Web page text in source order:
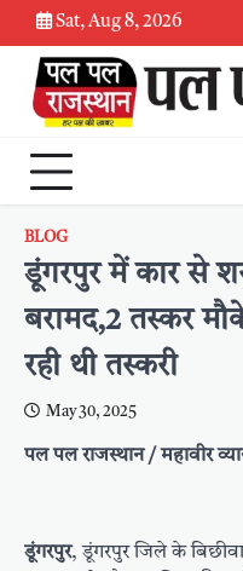
Skip
to
content
Sat, Aug 8, 2026
BLOG
डूंगरपुर में कार से
बरामद,2 तस्कर
रही थी तस्करी
May 30, 2025
पल पल राजस्थान / महावीर
डूंगरपुर, डूंगरपुर जिले के